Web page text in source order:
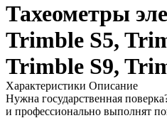
Тахеометры
Trimble S5,
Trimble S9,
Характеристики Описание
Нужна государственная
и профессионально выполнят